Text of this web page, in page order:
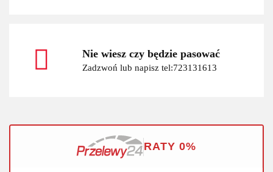
Nie wiesz czy będzie pasować
Zadzwoń lub napisz tel:723131613
RATY 0%